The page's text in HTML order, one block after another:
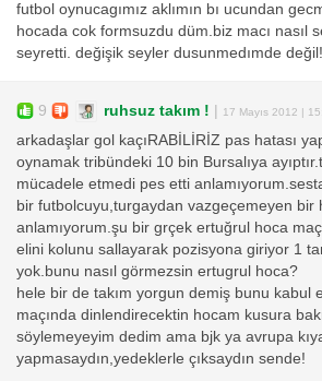
futbol oynucagımız aklımın bı ucundan
hocada cok formsuzdu düm.biz macı nasıl
seyretti. değişik seyler dusunmedımde
9 ruhsuz takım ! | 17 Mayıs 2012 |
arkadaşlar gol kaçıRABİLİRİZ pas hatası
oynamak tribündeki 10 bin Bursalıya
mücadele etmedi pes etti
bir futbolcuyu,turgaydan vazgeçemeyen bir
anlamıyorum.şu bir grçek ertuğrul hoca
elini kolunu sallayarak pozisyona giriyor 1
yok.bunu nasıl görmezsin ertugrul hoca?
hele bir de takım yorgun demiş bunu kabul
maçında dinlendirecektin hocam kusura
söylemeyeyim dedim ama bjk ya avrupa
yapmasaydın,yedeklerle çıksaydın sende!